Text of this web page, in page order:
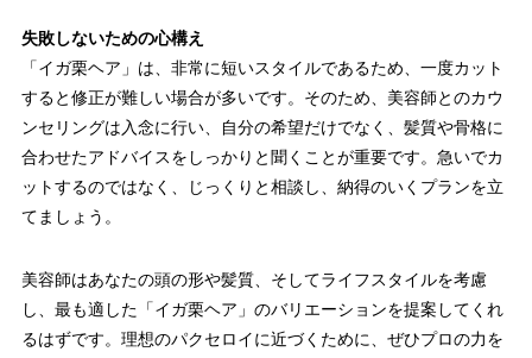
失敗しないための心構え
「イガ栗ヘア」は、非常に短いスタイルであるため、一度カット
すると修正が難しい場合が多いです。そのため、美容師とのカウ
ンセリングは入念に行い、自分の希望だけでなく、髪質や骨格に
合わせたアドバイスをしっかりと聞くことが重要です。急いでカ
ットするのではなく、じっくりと相談し、納得のいくプランを立
てましょう。
美容師はあなたの頭の形や髪質、そしてライフスタイルを考慮
し、最も適した「イガ栗ヘア」のバリエーションを提案してくれ
るはずです。理想のパクセロイに近づくために、ぜひプロの力を